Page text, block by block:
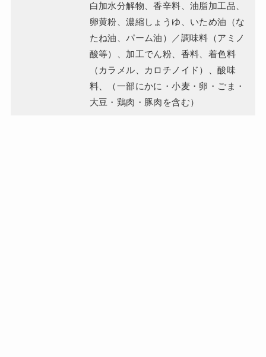
白加水分解物、香辛料、油脂加工品、
卵黄粉、濃縮しょうゆ、いため油（な
たね油、パーム油）／調味料（アミノ
酸等）、加工でん粉、香料、着色料
（カラメル、カロチノイド）、酸味
料、（一部にかに・小麦・卵・ごま・
大豆・鶏肉・豚肉を含む）